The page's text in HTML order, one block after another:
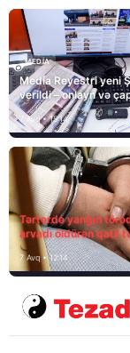
MEDİA
Media Reyestri yeni
verildi – onlayn və
mediasını nə
7 Avq • 15:14
Tərtərdə yanğın
arvadı öldürən qatil
SON DƏQİQƏ
7 Avq • 12:14